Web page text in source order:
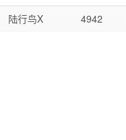
陆行鸟X 4942